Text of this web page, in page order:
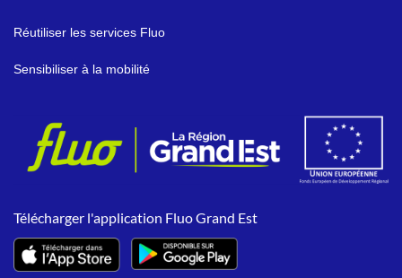
Réutiliser les services Fluo
Sensibiliser à la mobilité
Télécharger l'application Fluo Grand Est